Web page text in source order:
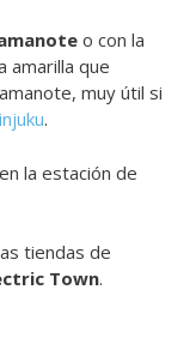
o con la
amarilla que
muy útil si
.
la estación de
tiendas de
Town.